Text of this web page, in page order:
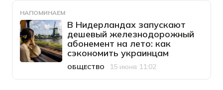
НАПОМИНАЕМ
В Нидерландах запускают
дешевый железнодорожный
абонемент на лето: как
сэкономить украинцам
Категория
ОБЩЕСТВО
Дата публикации
15 июня 11:02